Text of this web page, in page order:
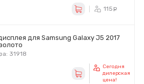
115
для Samsung Galaxy J5 2017
31918
Сегодня
дилерская
цена!